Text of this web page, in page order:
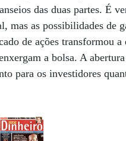
das duas partes. É
mas as possibilidades de
de ações transformou
a bolsa. A
para os investidores